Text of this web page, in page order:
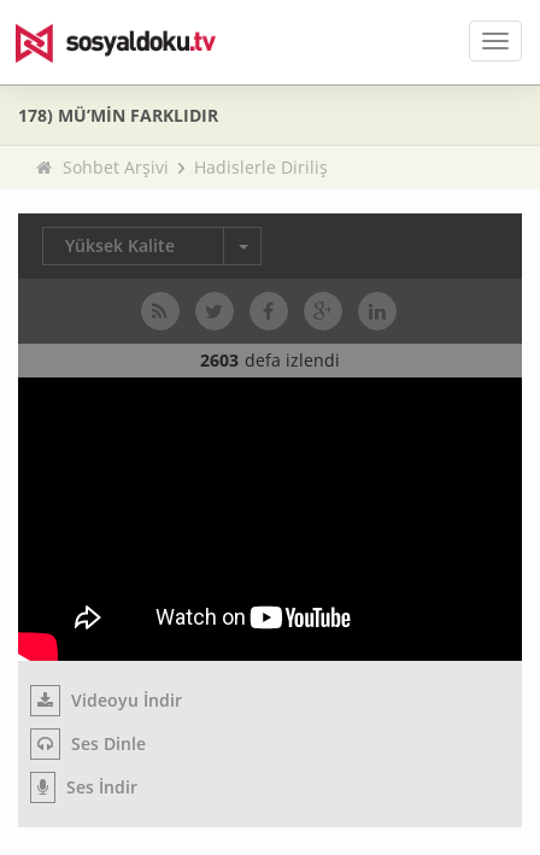
Menü
178) MÜ’MİN FARKLIDIR
Sohbet Arşivi Hadislerle Diriliş
Yüksek Kalite
2603 defa izlendi
Videoyu İndir
Ses Dinle
Ses İndir